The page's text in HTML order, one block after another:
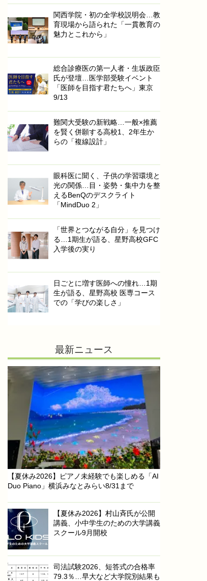
関西学院・初の全学校説明会…教
育現場から語られた「一貫教育の
魅力とこれから」
総合診療医の第一人者・生坂政臣
氏が登壇…医学部受験イベント
「医師を目指す君たちへ」東京
9/13
難関大受験の新戦略…一般×推薦
を賢く併願する高校1、2年生か
らの「複線設計」
眼科医に聞く、子供の学習環境と
光の関係…目・姿勢・集中力を整
えるBenQのデスクライト
「MindDuo 2」
「世界とつながる自分」を見つけ
る…1期生が語る、星野高校GFC
入学後の実り
日ごとに増す医師への憧れ…1期
生が語る、星野高校 医専コース
での「学びの楽しさ」
最新ニュース
【夏休み2026】ピアノ未経験でも楽しめる「AI
Duo Piano」横浜みなとみらい8/31まで
【夏休み2026】村山斉氏が公開
講義、小中学生のための大学講義
スクール9月開校
司法試験2026、短答式の合格率
79.3％…早大など大学院別結果も